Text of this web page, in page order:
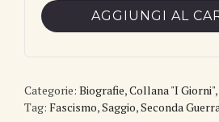
interminabili
quantità
AGGIUNGI AL
Categorie: Biografie,Collana "I Giorni",
Tag: Fascismo,Saggio,Seconda